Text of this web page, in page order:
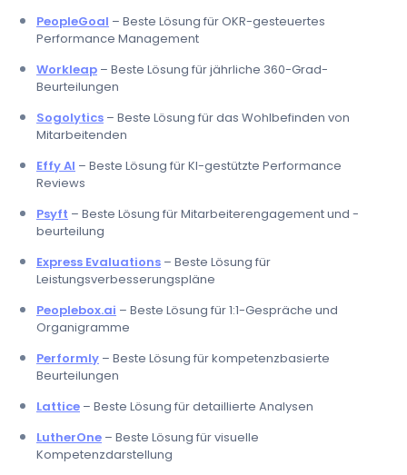
PeopleGoal – Beste Lösung für OKR-gesteuertes
Performance Management
Workleap – Beste Lösung für jährliche 360-Grad-
Beurteilungen
Sogolytics – Beste Lösung für das Wohlbefinden von
Mitarbeitenden
Effy AI – Beste Lösung für KI-gestützte Performance
Reviews
Psyft – Beste Lösung für Mitarbeiterengagement und -
beurteilung
Express Evaluations – Beste Lösung für
Leistungsverbesserungspläne
Peoplebox.ai – Beste Lösung für 1:1-Gespräche und
Organigramme
Performly – Beste Lösung für kompetenzbasierte
Beurteilungen
Lattice – Beste Lösung für detaillierte Analysen
LutherOne – Beste Lösung für visuelle
Kompetenzdarstellung